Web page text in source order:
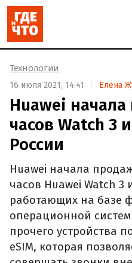
Технологии
16 июля 2021, 14:41 Елена
Huawei
часов Watch 3
России
Huawei начала
часов Huawei Watch 3
работающих на базе
операционной
прочего устройства
eSIM, которая